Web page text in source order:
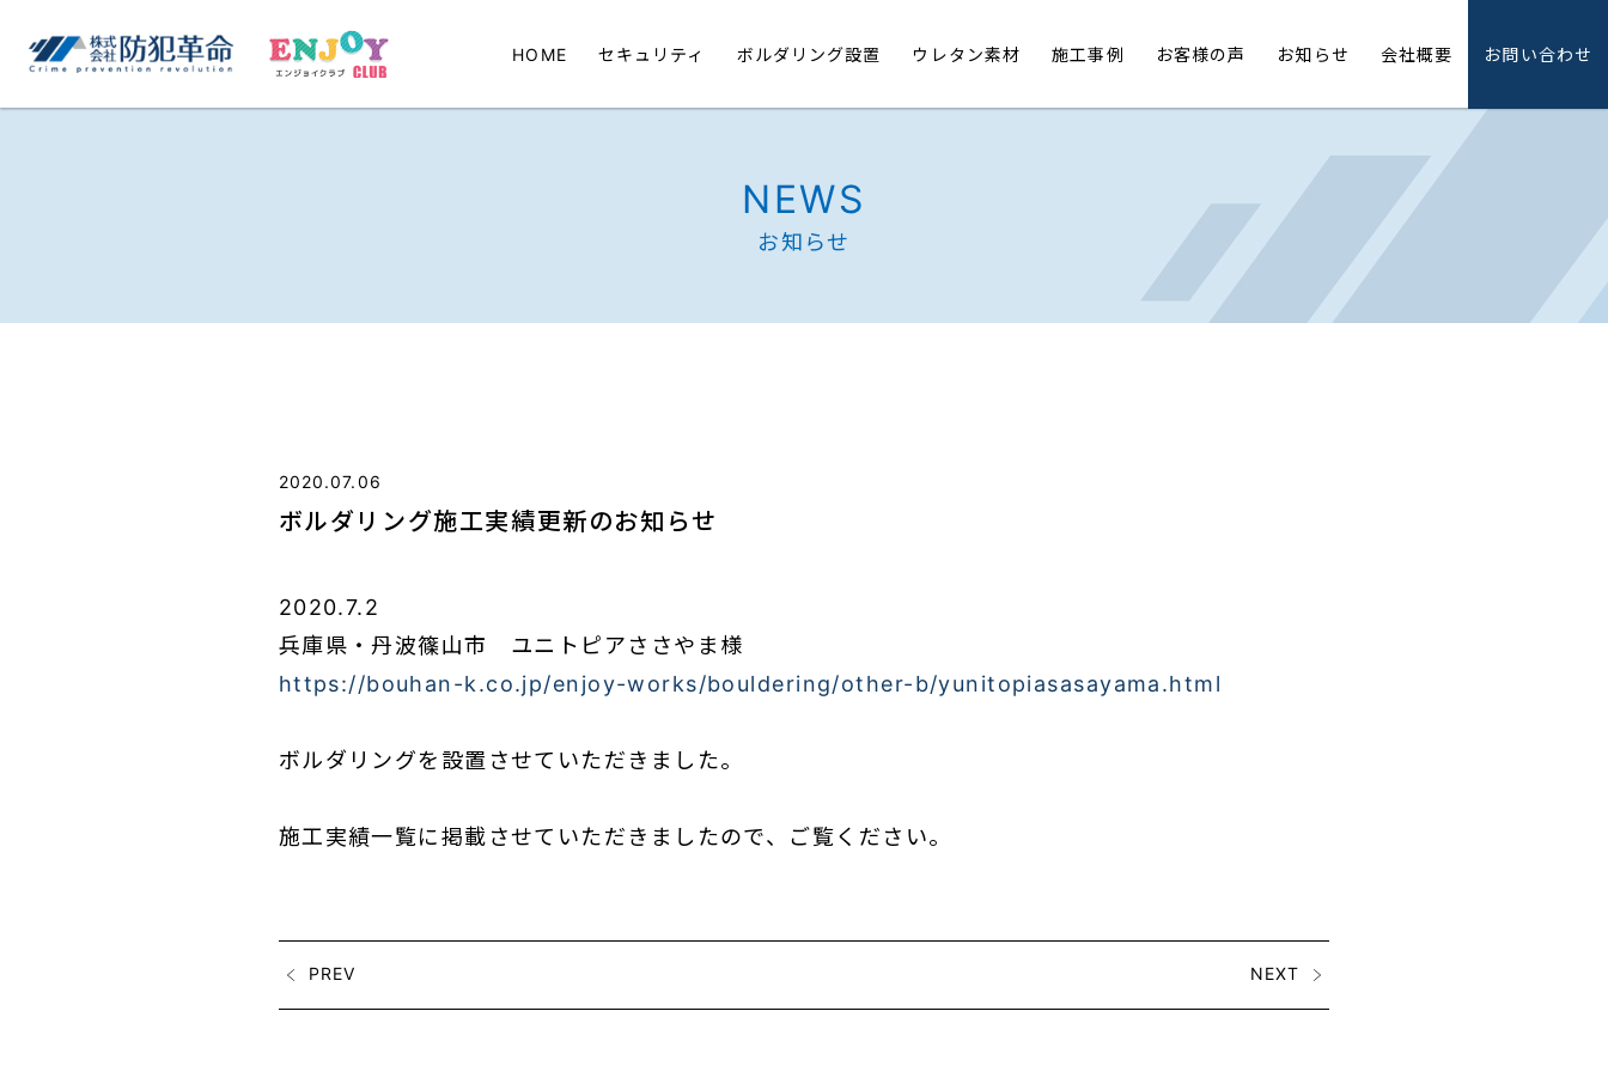
HOME セキュリティ ボルダリング設置 ウレタン素材 施工事例 お客様の声 お知らせ 会社概要 お問い合わせ
NEWS
お知らせ
2020.07.06
ボルダリング施工実績更新のお知らせ
2020.7.2
兵庫県・丹波篠山市 ユニトピアささやま様
https://bouhan-k.co.jp/enjoy-works/bouldering/other-b/yunitopiasasayama.html
ボルダリングを設置させていただきました。
施工実績一覧に掲載させていただきましたので、ご覧ください。
PREV NEXT